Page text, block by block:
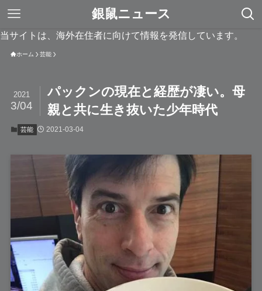
銀鼠ニュース
当サイトは、海外在住者に向けて情報を発信しています。
ホーム 芸能
パックンの現在と経歴が凄い。母
親と共に生き抜いた少年時代
2021
3/04
芸能 2021-03-04